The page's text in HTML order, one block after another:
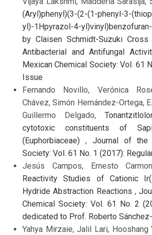
(Aryl)phenyl)(3-(2-(1-phenyl-3-
yl)-1Hpyrazol-4-
by Claisen Schmidt-Suzuki
Antibacterial and Antifungal
Mexican Chemical Society: Vol. 61
Issue
Fernando Novillo, Verónica
Chávez, Simón Hernández-Ortega,
Guillermo Delgado,
cytotoxic constituents of
(Euphorbiaceae) , Journal of the
Society: Vol. 61 No. 1 (2017):
Jesús Campos, Ernesto
Reactivity Studies of Cationic
Hydride Abstraction Reactions ,
Chemical Society: Vol. 61 No. 2
dedicated to Prof. Roberto
Yahya Mirzaie, Jalil Lari, Hooshang